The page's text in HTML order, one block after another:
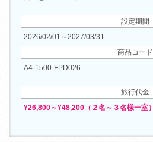
設定期間
2026/02/01～2027/03/31
商品コード
A4-1500-FPD026
旅行代金
¥26,800～¥48,200（２名～３名様一室）